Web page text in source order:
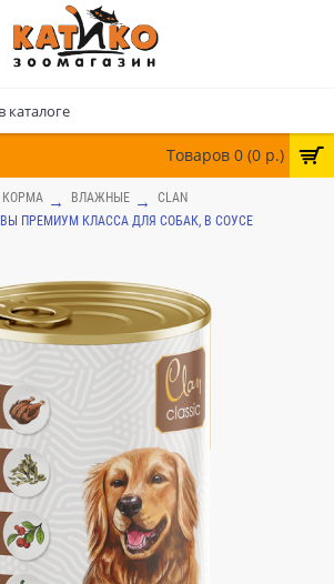
Товаров 0 (0 р.)
КОРМА ВЛАЖНЫЕ
CLAN
ПРЕМИУМ КЛАССА ДЛЯ СОБАК, В СОУСЕ